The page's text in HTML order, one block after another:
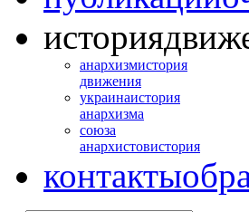
история
анархизмистория
движения
украинаистория
анархизма
союза
анархистовистория
контакты